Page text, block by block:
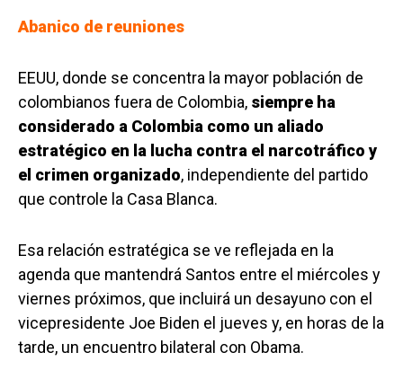
Abanico de reuniones
EEUU, donde se concentra la mayor población de
colombianos fuera de Colombia, siempre ha
considerado a Colombia como un aliado
estratégico en la lucha contra el narcotráfico y
el crimen organizado, independiente del partido
que controle la Casa Blanca.
Esa relación estratégica se ve reflejada en la
agenda que mantendrá Santos entre el miércoles y
viernes próximos, que incluirá un desayuno con el
vicepresidente Joe Biden el jueves y, en horas de la
tarde, un encuentro bilateral con Obama.